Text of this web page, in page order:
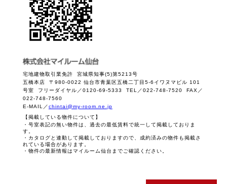
宅地建物取引業免許 宮城県知事(5)第5213号
五橋本店 〒980-0022 仙台市青葉区五橋二丁目5-6イワヌマビル 101
号室 フリーダイヤル／0120-69-5333 TEL／022-748-7520 FAX／
022-748-7560
E-MAIL／chintai@my-room.ne.jp
【掲載している物件について】
・号室表記の無い物件は、過去の最低賃料で統一して掲載しておりま
す。
・カタログと連動して掲載しておりますので、成約済みの物件も掲載さ
れている場合があります。
・物件の最新情報はマイルーム仙台までご確認ください。